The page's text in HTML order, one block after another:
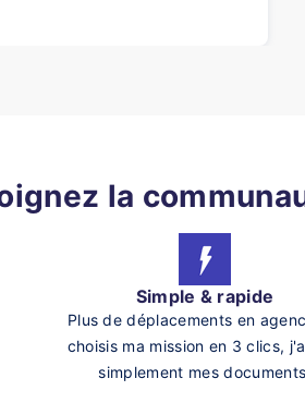
la
Simple & rapide
Plus de déplacements en
choisis ma mission en 3 clics,
simplement mes